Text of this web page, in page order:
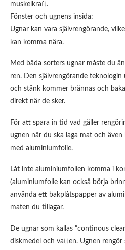
muskelkraft.
Fönster och ugnens insida:
Ugnar kan vara självrengörande,
kan komma nära.
Med båda sorters ugnar måste du
ren. Den självrengörande
och stänk kommer brännas och
direkt när de sker.
För att spara in tid vad gäller
ugnen när du ska laga mat och
med aluminiumfolie.
Låt inte aluminiumfolien komma i
(aluminiumfolie kan också börja
använda ett bakplåtspapper av
maten du tillagar.
De ugnar som kallas ”continous
diskmedel och vatten. Ugnen